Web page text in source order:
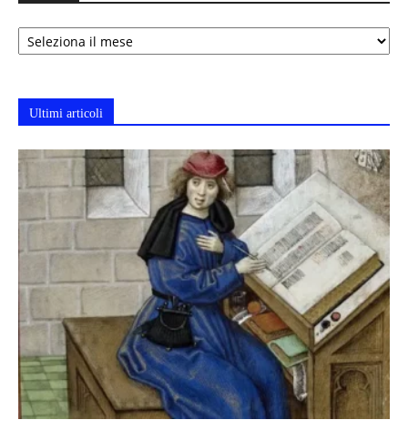
Archivi
Ultimi articoli